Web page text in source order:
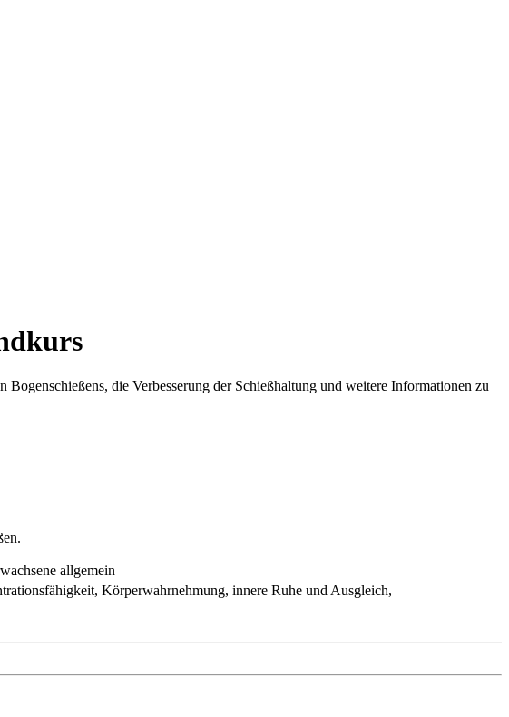
die Verbesserung der Schießhaltung und weitere Informationen zu
allgemein
Körperwahrnehmung, innere Ruhe und Ausgleich,